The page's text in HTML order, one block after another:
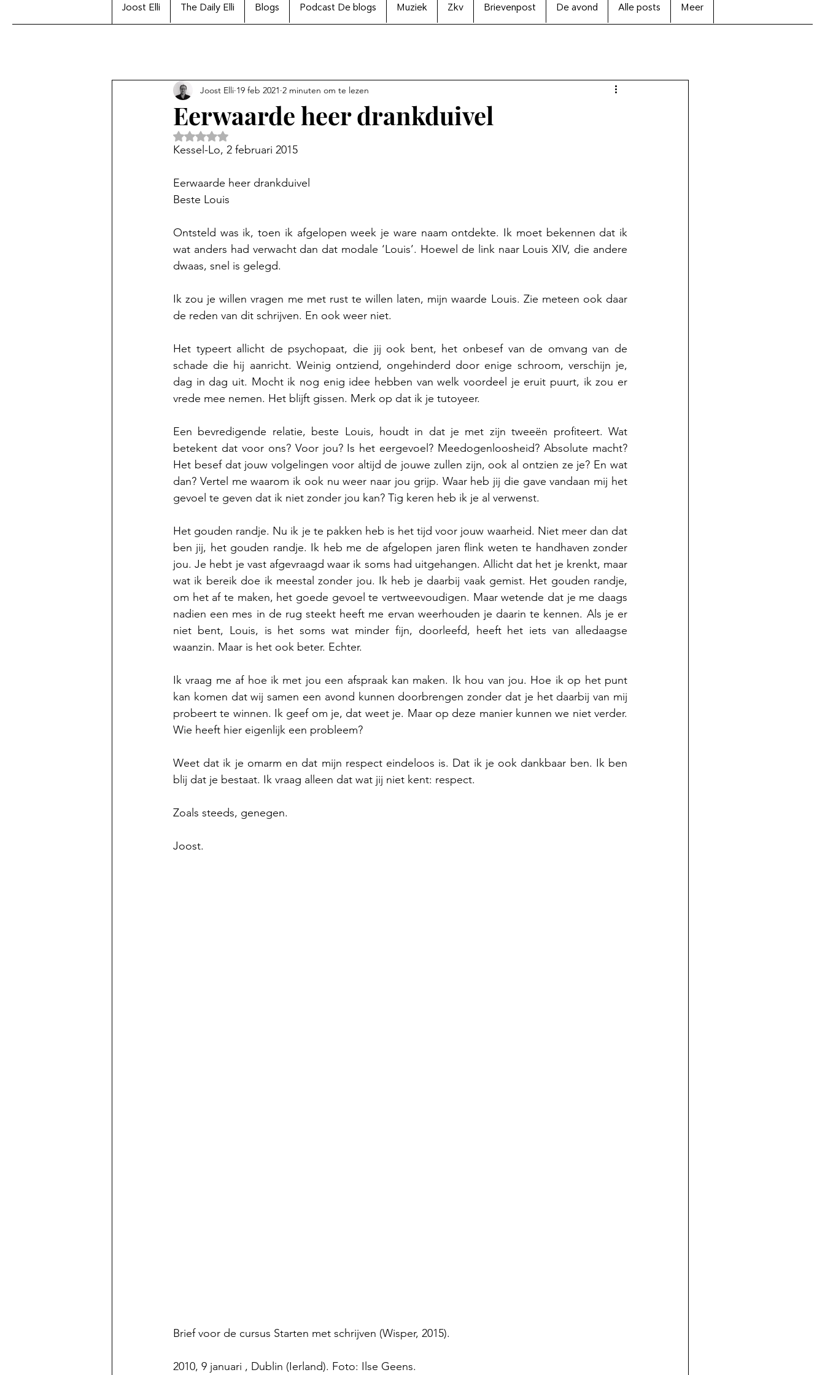
Joost Elli The Daily Elli Blogs Podcast De blogs Muziek Zkv Brievenpost De avond Alle posts Meer
Eerwaarde heer drankduivel
Joost Elli 19 feb 2021 2 minuten om te lezen
Beoordeeld met NaN uit 5 sterren.
Kessel-Lo, 2 februari 2015
Eerwaarde heer drankduivel
Beste Louis
Ontsteld was ik, toen ik afgelopen week je ware naam ontdekte. Ik moet bekennen dat ik
wat anders had verwacht dan dat modale ‘Louis’. Hoewel de link naar Louis XIV, die andere
dwaas, snel is gelegd.
Ik zou je willen vragen me met rust te willen laten, mijn waarde Louis. Zie meteen ook daar
de reden van dit schrijven. En ook weer niet.
Het typeert allicht de psychopaat, die jij ook bent, het onbesef van de omvang van de
schade die hij aanricht. Weinig ontziend, ongehinderd door enige schroom, verschijn je,
dag in dag uit. Mocht ik nog enig idee hebben van welk voordeel je eruit puurt, ik zou er
vrede mee nemen. Het blijft gissen. Merk op dat ik je tutoyeer.
Een bevredigende relatie, beste Louis, houdt in dat je met zijn tweeën profiteert. Wat
betekent dat voor ons? Voor jou? Is het eergevoel? Meedogenloosheid? Absolute macht?
Het besef dat jouw volgelingen voor altijd de jouwe zullen zijn, ook al ontzien ze je? En wat
dan? Vertel me waarom ik ook nu weer naar jou grijp. Waar heb jij die gave vandaan mij het
gevoel te geven dat ik niet zonder jou kan? Tig keren heb ik je al verwenst.
Het gouden randje. Nu ik je te pakken heb is het tijd voor jouw waarheid. Niet meer dan dat
ben jij, het gouden randje. Ik heb me de afgelopen jaren flink weten te handhaven zonder
jou. Je hebt je vast afgevraagd waar ik soms had uitgehangen. Allicht dat het je krenkt, maar
wat ik bereik doe ik meestal zonder jou. Ik heb je daarbij vaak gemist. Het gouden randje,
om het af te maken, het goede gevoel te vertweevoudigen. Maar wetende dat je me daags
nadien een mes in de rug steekt heeft me ervan weerhouden je daarin te kennen. Als je er
niet bent, Louis, is het soms wat minder fijn, doorleefd, heeft het iets van alledaagse
waanzin. Maar is het ook beter. Echter.
Ik vraag me af hoe ik met jou een afspraak kan maken. Ik hou van jou. Hoe ik op het punt
kan komen dat wij samen een avond kunnen doorbrengen zonder dat je het daarbij van mij
probeert te winnen. Ik geef om je, dat weet je. Maar op deze manier kunnen we niet verder.
Wie heeft hier eigenlijk een probleem?
Weet dat ik je omarm en dat mijn respect eindeloos is. Dat ik je ook dankbaar ben. Ik ben
blij dat je bestaat. Ik vraag alleen dat wat jij niet kent: respect.
Zoals steeds, genegen.
Joost.
Brief voor de cursus Starten met schrijven (Wisper, 2015).
2010, 9 januari , Dublin (Ierland). Foto: Ilse Geens.